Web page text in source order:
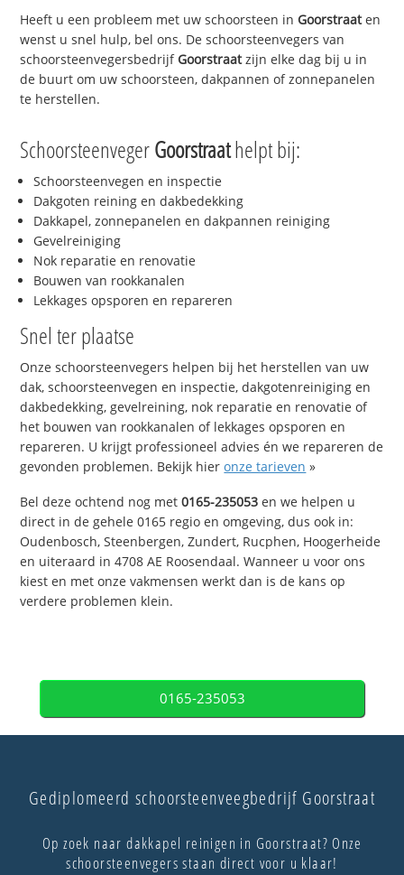
Heeft u een probleem met uw schoorsteen in Goorstraaten
wenst u snel hulp, bel ons. De schoorsteenvegers van
schoorsteenvegersbedrijf Goorstraatzijn elke dag bij u in
de buurt om uw schoorsteen, dakpannen of zonnepanelen
te herstellen.
SchoorsteenvegerGoorstraathelpt bij:
Schoorsteenvegen en inspectie
Dakgoten reining en dakbedekking
Dakkapel, zonnepanelen en dakpannen reiniging
Gevelreiniging
Nok reparatie en renovatie
Bouwen van rookkanalen
Lekkages opsporen en repareren
Snel ter plaatse
Onze schoorsteenvegers helpen bij het herstellen van uw
dak, schoorsteenvegen en inspectie, dakgotenreiniging en
dakbedekking, gevelreining, nok reparatie en renovatie of
het bouwen van rookkanalen of lekkages opsporen en
repareren. U krijgt professioneel advies én we repareren de
gevonden problemen. Bekijk hieronze tarieven »
Bel deze ochtend nog met0165-235053 en we helpen u
direct in de gehele 0165 regio en omgeving, dus ook in:
Oudenbosch, Steenbergen, Zundert, Rucphen, Hoogerheide
en uiteraard in 4708 AE Roosendaal. Wanneer u voor ons
kiest en met onze vakmensen werkt dan is de kans op
verdere problemen klein.
0165-235053
Gediplomeerd schoorsteenveegbedrijf Goorstraat
Op zoek naar dakkapel reinigen in Goorstraat? Onze
schoorsteenvegers staan direct voor u klaar!